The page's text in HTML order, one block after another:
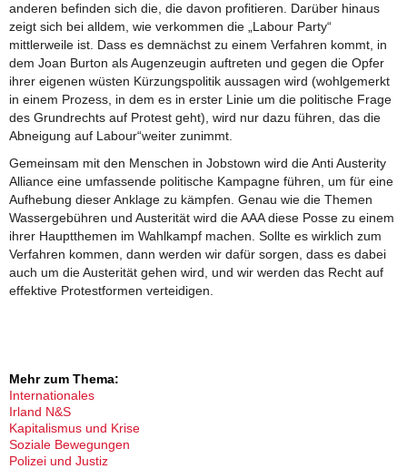
anderen befinden sich die, die davon profitieren. Darüber hinaus
zeigt sich bei alldem, wie verkommen die „Labour Party“
mittlerweile ist. Dass es demnächst zu einem Verfahren kommt, in
dem Joan Burton als Augenzeugin auftreten und gegen die Opfer
ihrer eigenen wüsten Kürzungspolitik aussagen wird (wohlgemerkt
in einem Prozess, in dem es in erster Linie um die politische Frage
des Grundrechts auf Protest geht), wird nur dazu führen, das die
Abneigung auf Labour“weiter zunimmt.
Gemeinsam mit den Menschen in Jobstown wird die Anti Austerity
Alliance eine umfassende politische Kampagne führen, um für eine
Aufhebung dieser Anklage zu kämpfen. Genau wie die Themen
Wassergebühren und Austerität wird die AAA diese Posse zu einem
ihrer Hauptthemen im Wahlkampf machen. Sollte es wirklich zum
Verfahren kommen, dann werden wir dafür sorgen, dass es dabei
auch um die Austerität gehen wird, und wir werden das Recht auf
effektive Protestformen verteidigen.
Mehr zum Thema:
Internationales
Irland N&S
Kapitalismus und Krise
Soziale Bewegungen
Polizei und Justiz